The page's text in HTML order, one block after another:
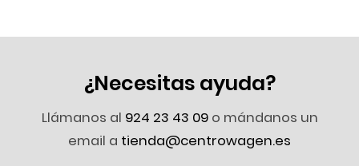
¿Necesitas ayuda?
Llámanos al 924 23 43 09o mándanos un
email a tienda@centrowagen.es